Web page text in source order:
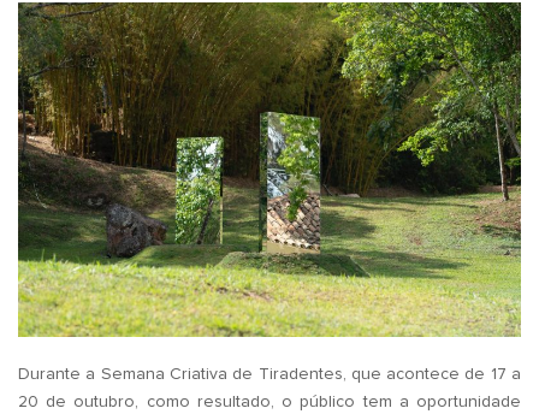
Durante a Semana Criativa de Tiradentes, que acontece de 17 a
20 de outubro, como resultado, o público tem a oportunidade